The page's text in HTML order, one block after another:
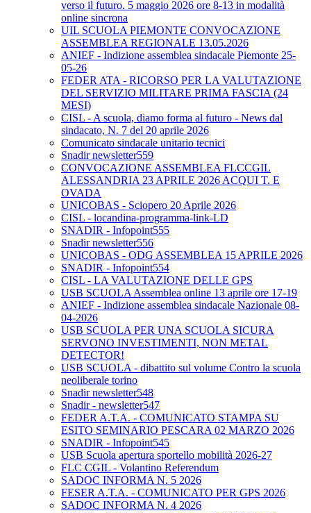
verso il futuro. 5 maggio 2026 ore 8-13 in modalità
online sincrona
UIL SCUOLA PIEMONTE CONVOCAZIONE
ASSEMBLEA REGIONALE 13.05.2026
ANIEF - Indizione assemblea sindacale Piemonte 25-
05-26
FEDER ATA - RICORSO PER LA VALUTAZIONE
DEL SERVIZIO MILITARE PRIMA FASCIA (24
MESI)
CISL - A scuola, diamo forma al futuro - News dal
sindacato, N. 7 del 20 aprile 2026
Comunicato sindacale unitario tecnici
Snadir newsletter559
CONVOCAZIONE ASSEMBLEA FLCCGIL
ALESSANDRIA 23 APRILE 2026 ACQUI T. E
OVADA
UNICOBAS - Sciopero 20 Aprile 2026
CISL - locandina-programma-link-LD
SNADIR - Infopoint555
Snadir newsletter556
UNICOBAS - ODG ASSEMBLEA 15 APRILE 2026
SNADIR - Infopoint554
CISL - LA VALUTAZIONE DELLE GPS
USB SCUOLA Assemblea online 13 aprile ore 17-19
ANIEF - Indizione assemblea sindacale Nazionale 08-
04-2026
USB SCUOLA PER UNA SCUOLA SICURA
SERVONO INVESTIMENTI, NON METAL
DETECTOR!
USB SCUOLA - dibattito sul volume Contro la scuola
neoliberale torino
Snadir newsletter548
Snadir - newsletter547
FEDER A.T.A. - COMUNICATO STAMPA SU
ESITO SEMINARIO PESCARA 02 MARZO 2026
SNADIR - Infopoint545
USB Scuola apertura sportello mobilità 2026-27
FLC CGIL - Volantino Referendum
SADOC INFORMA N. 5 2026
FESER A.T.A. - COMUNICATO PER GPS 2026
SADOC INFORMA N. 4 2026